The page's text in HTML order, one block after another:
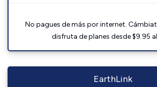
No pagues de más por internet.
disfruta de planes desde $9.95
EarthLink